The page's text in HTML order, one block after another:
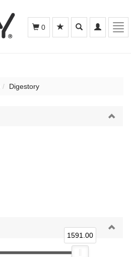
Toggle
navigation
Toggle
search
0
Digestory
1591.00